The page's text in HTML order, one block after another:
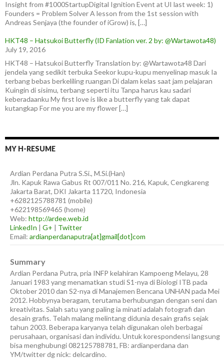
Insight from #1000StartupDigital Ignition Event at UI last week: 1)
Founders = Problem Solver A lesson from the 1st session with
Andreas Senjaya (the founder of iGrow) is, […]
HKT48 – Hatsukoi Butterfly (ID Fanlation ver. 2 by: @Wartawota48)
July 19, 2016
HKT48 – Hatsukoi Butterfly Translation by: @Wartawota48 Dari
jendela yang sedikit terbuka Seekor kupu-kupu menyelinap masuk Ia
terbang bebas berkeliling ruangan Di dalam kelas saat jam pelajaran
Kuingin di sisimu, terbang seperti itu Tanpa harus kau sadari
keberadaanku My first love is like a butterfly yang tak dapat
kutangkap For me you are my flower […]
MY H-RESUME
Ardian Perdana Putra S.Si., M.Si.(Han)
Jln. Kapuk Rawa Gabus Rt 007/011 No. 216, Kapuk, Cengkareng
Jakarta Barat, DKI Jakarta 11720, Indonesia
+6282125788781 (mobile)
+622198569465 (home)
Web: http://ardee.web.id
LinkedIn | G+ | Twitter
Email: ardianperdanaputra[at]gmail[dot]com
Summary
Ardian Perdana Putra, pria INFP kelahiran Kampoeng Melayu, 28
Januari 1983 yang menamatkan studi S1-nya di Biologi ITB pada
Oktober 2010 dan S2-nya di Manajemen Bencana UNHAN pada Mei
2012. Hobbynya beragam, terutama berhubungan dengan seni dan
kreativitas. Salah satu yang paling ia minati adalah fotografi dan
desain grafis. Telah malang melintang didunia desain grafis sejak
tahun 2003. Beberapa karyanya telah digunakan oleh berbagai
perusahaan, organisasi dan individu. Untuk korespondensi langsung
bisa menghubungi 082125788781, FB: ardianperdana dan
YM/twitter dg nick: delcardino.